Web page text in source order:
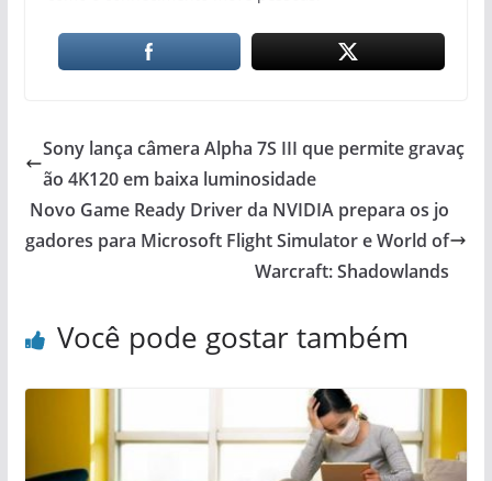
Sony lança câmera Alpha 7S III que permite gravaç
ão 4K120 em baixa luminosidade
Novo Game Ready Driver da NVIDIA prepara os jo
gadores para Microsoft Flight Simulator e World of
Warcraft: Shadowlands
Você pode gostar também